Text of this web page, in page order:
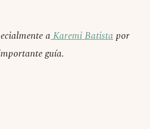
aKaremi Batistapor
guía.